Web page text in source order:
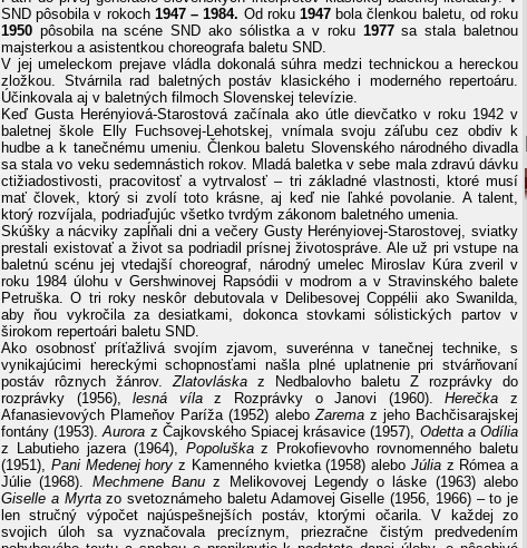
SND pôsobila v rokoch 1947 – 1984. Od roku 1947bola členkou baletu, od roku
1950 pôsobila na scéne SND ako sólistka a v roku 1977sa stala baletnou
majsterkou a asistentkou choreografa baletu SND.
V jej umeleckom prejave vládla dokonalá súhra medzi technickou a hereckou
zložkou. Stvárnila rad baletných postáv klasického i moderného repertoáru.
Účinkovala aj v baletných filmoch Slovenskej televízie.
Keď Gusta Herényiová-Starostová začínala ako útle dievčatko v roku 1942 v
baletnej škole Elly Fuchsovej-Lehotskej, vnímala svoju záľubu cez obdiv k
hudbe a k tanečnému umeniu. Členkou baletu Slovenského národného divadla
sa stala vo veku sedemnástich rokov. Mladá baletka v sebe mala zdravú dávku
ctižiadostivosti, pracovitosť a vytrvalosť – tri základné vlastnosti, ktoré musí
mať človek, ktorý si zvolí toto krásne, aj keď nie ľahké povolanie. A talent,
ktorý rozvíjala, podriaďujúc všetko tvrdým zákonom baletného umenia.
Skúšky a nácviky zapĺňali dni a večery Gusty Herényiovej-Starostovej, sviatky
prestali existovať a život sa podriadil prísnej životospráve. Ale už pri vstupe na
baletnú scénu jej vtedajší choreograf, národný umelec Miroslav Kúra zveril v
roku 1984 úlohu v Gershwinovej Rapsódii v modrom a v Stravinského balete
Petruška. O tri roky neskôr debutovala v Delibesovej Coppélii ako Swanilda,
aby ňou vykročila za desiatkami, dokonca stovkami sólistických partov v
širokom repertoári baletu SND.
Ako osobnosť príťažlivá svojím zjavom, suverénna v tanečnej technike, s
vynikajúcimi hereckými schopnosťami našla plné uplatnenie pri stvárňovaní
postáv rôznych žánrov.Zlatovláska z Nedbalovho baletu Z rozprávky do
rozprávky (1956),lesná vílaz Rozprávky o Janovi (1960).Herečka z
Afanasievových Plameňov Paríža (1952) aleboZaremaz jeho Bachčisarajskej
fontány (1953).Aurora z Čajkovského Spiacej krásavice (1957), Odetta a Odília
z Labutieho jazera (1964), Popoluškaz Prokofievovho rovnomenného baletu
(1951), Pani Medenej hory z Kamenného kvietka (1958) alebo Júliaz Rómea a
Júlie (1968). Mechmene Banuz Melikovovej Legendy o láske (1963) alebo
Giselle a Myrtazo svetoznámeho baletu Adamovej Giselle (1956, 1966) – to je
len stručný výpočet najúspešnejších postáv, ktorými očarila. V každej zo
svojich úloh sa vyznačovala precíznym, priezračne čistým predvedením